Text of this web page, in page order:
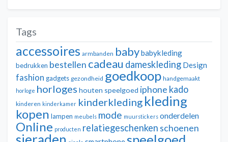
Tags
accessoires armbanden babybabykleding
bedrukken bestellen cadeau dameskleding Design
fashion gadgets gezondheid goedkoop handgemaakt
horloge horloges houten speelgoed iphone kado
kinderen kinderkamer kinderkleding kleding
kopen lampen meubels mode muurstickers onderdelen
Online producten relatiegeschenken schoenen